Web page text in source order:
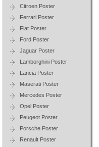
Citroen Poster
Ferrari Poster
Fiat Poster
Ford Poster
Jaguar Poster
Lamborghini Poster
Lancia Poster
Maserati Poster
Mercedes Poster
Opel Poster
Peugeot Poster
Porsche Poster
Renault Poster